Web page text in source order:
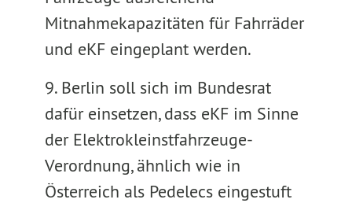
Mitnahmekapazitäten für Fahrräder
und eKF eingeplant werden.
9. Berlin soll sich im Bundesrat
dafür einsetzen, dass eKF im Sinne
der Elektrokleinstfahrzeuge-
Verordnung, ähnlich wie in
Österreich als Pedelecs eingestuft